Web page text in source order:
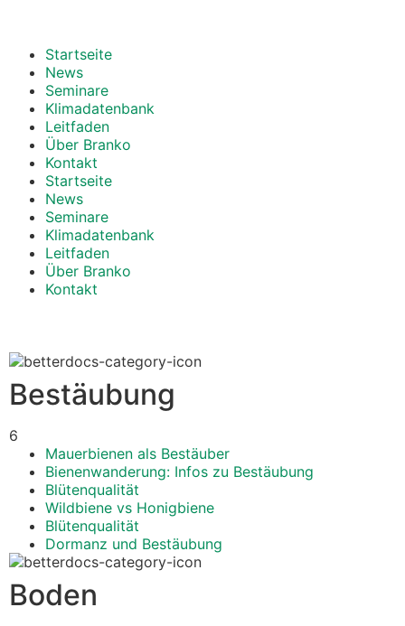
Startseite
News
Seminare
Klimadatenbank
Leitfaden
Über Branko
Kontakt
Startseite
News
Seminare
Klimadatenbank
Leitfaden
Über Branko
Kontakt
Bestäubung
6
Mauerbienen als Bestäuber
Bienenwanderung: Infos zu Bestäubung
Blütenqualität
Wildbiene vs Honigbiene
Blütenqualität
Dormanz und Bestäubung
Boden